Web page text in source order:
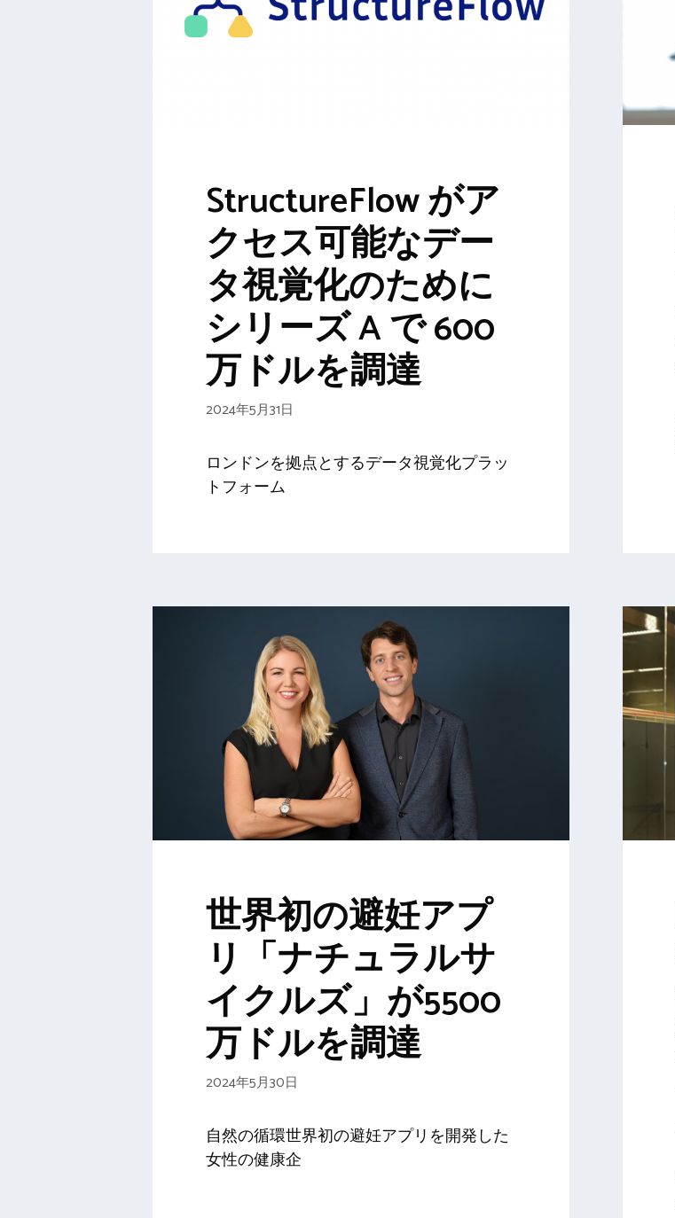
StructureFlow がア
クセス可能なデー
タ視覚化のために
シリーズ A で 600
万ドルを調達
2024年5月31日
ロンドンを拠点とするデータ視覚化プラッ
トフォーム
世界初の避妊アプ
リ「ナチュラルサ
イクルズ」が5500
万ドルを調達
2024年5月30日
自然の循環世界初の避妊アプリを開発した
女性の健康企